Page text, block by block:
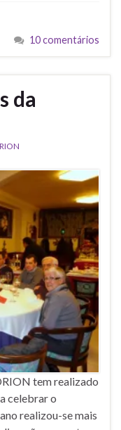
10 comentários
da
tem realizado
celebrar o
realizou-se mais